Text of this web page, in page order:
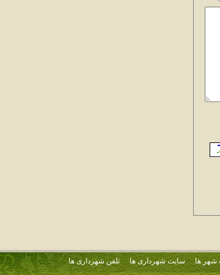
شهر ها سایت شهرداری ها تلفن شهرداری ها